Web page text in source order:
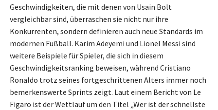
Geschwindigkeiten, die mit denen von Usain Bolt
vergleichbar sind, überraschen sie nicht nur ihre
Konkurrenten, sondern definieren auch neue Standards im
modernen Fußball. Karim Adeyemi und Lionel Messi sind
weitere Beispiele für Spieler, die sich in diesem
Geschwindigkeitsranking beweisen, während Cristiano
Ronaldo trotz seines fortgeschrittenen Alters immer noch
bemerkenswerte Sprints zeigt. Laut einem Bericht von Le
Figaro ist der Wettlauf um den Titel „Wer ist der schnellste